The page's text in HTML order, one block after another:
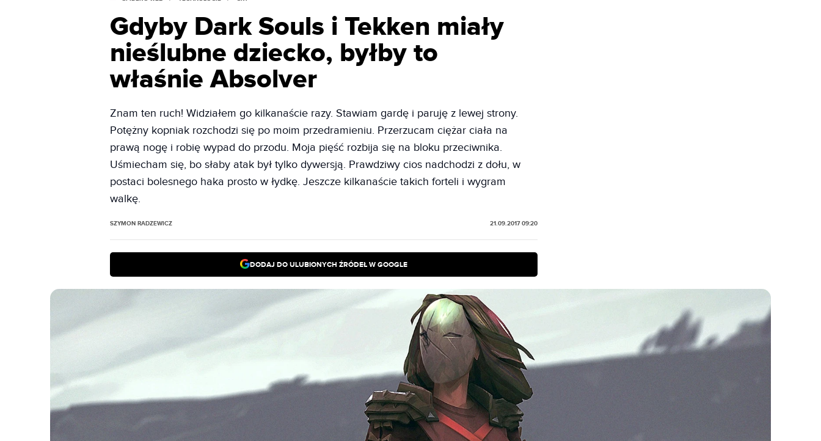
Gdyby Dark Souls i Tekken miały
nieślubne dziecko, byłby to
właśnie Absolver
Znam ten ruch! Widziałem go kilkanaście razy. Stawiam gardę i paruję z lewej strony.
Potężny kopniak rozchodzi się po moim przedramieniu. Przerzucam ciężar ciała na
prawą nogę i robię wypad do przodu. Moja pięść rozbija się na bloku przeciwnika.
Uśmiecham się, bo słaby atak był tylko dywersją. Prawdziwy cios nadchodzi z dołu, w
postaci bolesnego haka prosto w łydkę. Jeszcze kilkanaście takich forteli i wygram
walkę.
SZYMON RADZEWICZ 21.09.2017 09:20
DODAJ DO ULUBIONYCH ŹRÓDEŁ W GOOGLE